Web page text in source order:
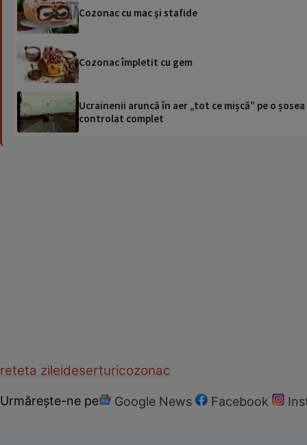
Cozonac cu mac şi stafide
Cozonac împletit cu gem
Ucrainenii aruncă în aer „tot ce mișcă” pe o
controlat complet
reteta zileideserturicozonac
Urmărește-ne pe Google News Facebook